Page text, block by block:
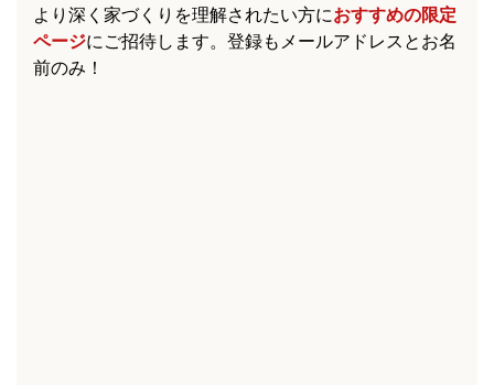
より深く家づくりを理解されたい方におすすめの限定
ページにご招待します。登録もメールアドレスとお名
前のみ！